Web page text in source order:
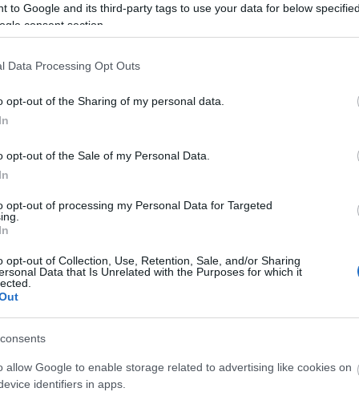
to Google and its third-party tags to use your data for below
consent section.
Data Processing Opt Outs
opt-out of the Sharing of my personal data.
opt-out of the Sale of my Personal Data.
opt-out of processing my Personal Data for Targeted
opt-out of Collection, Use, Retention, Sale, and/or Sharing
Data that Is Unrelated with the Purposes for which it
allow Google to enable storage related to advertising like cookies on
identifiers in apps.
programkínálatát: június 6-tól sétavezetővel járhatod be
rejtve maradó, kulisszák mögötti tereit.
vasércet és követ szállító, több mint ezer tonnás ukrán uszály
fellépésekről, a koncertterem híresen jó akusztikájáról, és
valódi nemzetközi élőzenei klubja. Felfedezheted az
a régi motortérből kialakított backstage-et is. Közben legendás
kerül a frissen festett lépcsőn leérkező
Quatroesete, és arra is fény derül, mik voltak eddig az itt játszó
a budapesti panoráma mellé finom kaják is járnak